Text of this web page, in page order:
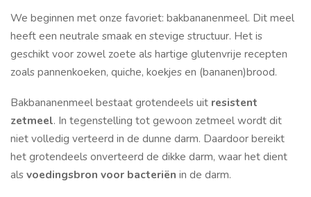
We beginnen met onze favoriet: bakbananenmeel. Dit meel
heeft een neutrale smaak en stevige structuur. Het is
geschikt voor zowel zoete als hartige glutenvrije recepten
zoals pannenkoeken, quiche, koekjes en (bananen)brood.
Bakbananenmeel bestaat grotendeels uit resistent
zetmeel. In tegenstelling tot gewoon zetmeel wordt dit
niet volledig verteerd in de dunne darm. Daardoor bereikt
het grotendeels onverteerd de dikke darm, waar het dient
alsvoedingsbron voor bacteriën in de darm.